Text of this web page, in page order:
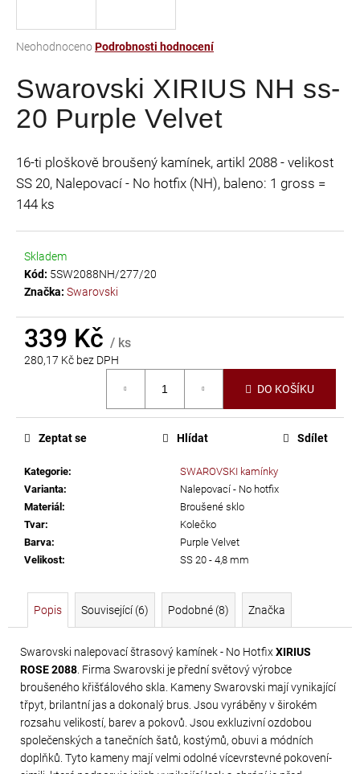
Průměrné
produktu
je
0,0
hvězdiček.
NeohodnocenoPodrobnosti hodnocení
Swarovski XIRIUS NH ss-
20 Purple Velvet
16-ti ploškově broušený kamínek, artikl 2088 - velikost
SS 20, Nalepovací - No hotfix (NH), baleno: 1 gross =
144 ks
Skladem
Kód: 5SW2088NH/277/20
Značka: Swarovski
339 Kč / ks
280,17 Kč bez DPH
DO KOŠÍKU
Kategorie:
SWAROVSKI kamínky
Varianta:
Nalepovací - No hotfix
Materiál:
Broušené sklo
Tvar:
Kolečko
Barva:
Purple Velvet
Velikost: SS 20 - 4,8 mm
Zeptat se Hlídat Sdílet
Popis Související (6) Podobné (8) Značka
Swarovski nalepovací štrasový kamínek - No HotfixXIRIUS
ROSE 2088 . Firma Swarovski je přední světový výrobce
broušeného křišťálového skla. Kameny Swarovski mají vynikající
třpyt, brilantní jas a dokonalý brus. Jsou vyráběny v širokém
rozsahu velikostí, barev a pokovů. Jsou exkluzivní ozdobou
společenských a tanečních šatů, kostýmů, obuvi a módních
doplňků. Tyto kameny mají velmi odolné vícevrstevné pokovení-
j
t
?
HLEDAT
D
o
p
u
e
m
SWAROVSKI
XIRIUS
NH
SS-
CRYSTAL
AB
299
Kč